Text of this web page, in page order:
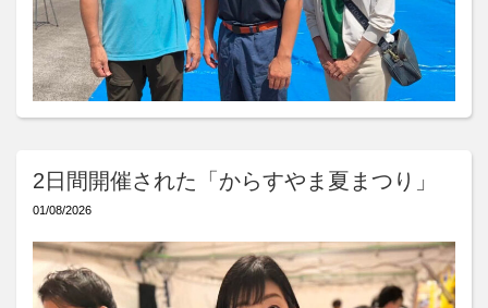
2日間開催された「からすやま夏まつり」
01/08/2026